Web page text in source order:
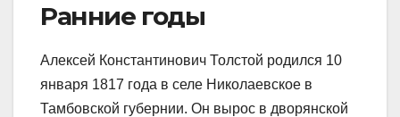
Ранние годы
Алексей Константинович Толстой родился 10
января 1817 года в селе Николаевское в
Тамбовской губернии. Он вырос в дворянской